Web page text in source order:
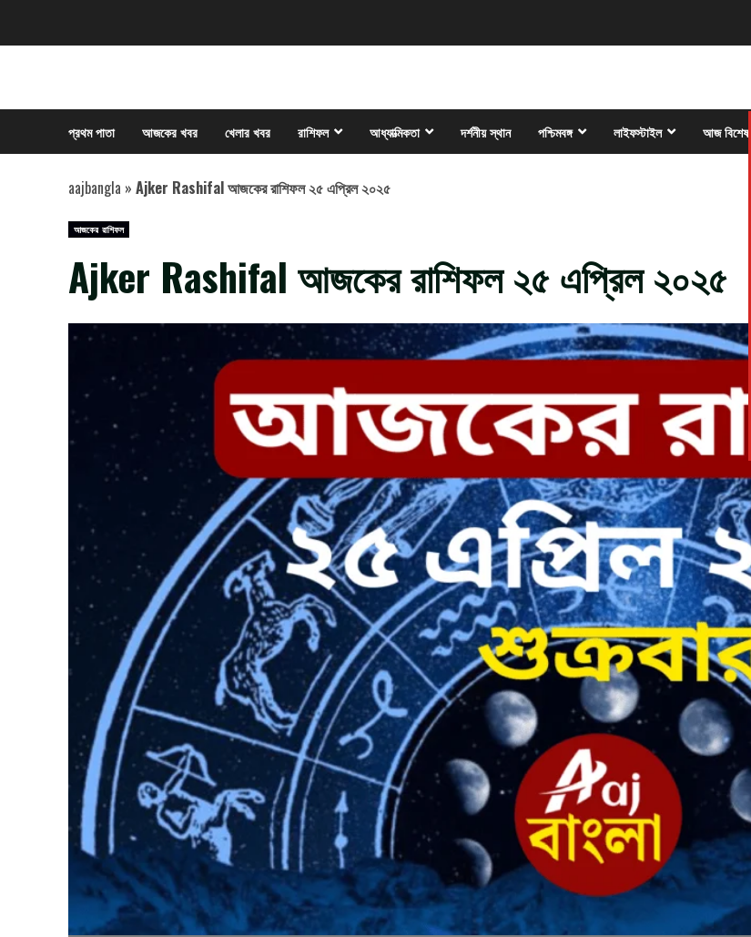
প্রথম পাতা আজকের খবর খেলার খবর রাশিফল আধ্যাত্মিকতা দর্শনীয় স্থান পশ্চিমবঙ্গ লাইফস্টাইল আজ বিশেষ
aajbangla » Ajker Rashifal আজকের রাশিফল ২৫ এপ্রিল ২০২৫
আজকের রাশিফল
Ajker Rashifal আজকের রাশিফল ২৫ এপ্রিল ২০২৫